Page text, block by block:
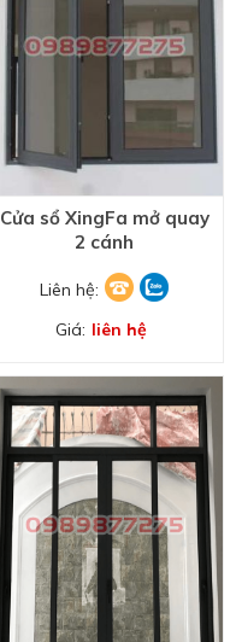
Cửa sổ XingFa mở quay
2 cánh
Liên hệ:
Giá: liên hệ